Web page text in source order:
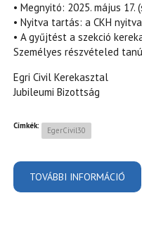
• Megnyitó: 2025. május 17.
• Nyitva tartás: a CKH
• A gyűjtést a szekció
Személyes részvételed
Egri Civil Kerekasztal
Jubileumi Bizottság
Címkék: EgerCivil30
TOVÁBBI INFORMÁCIÓ